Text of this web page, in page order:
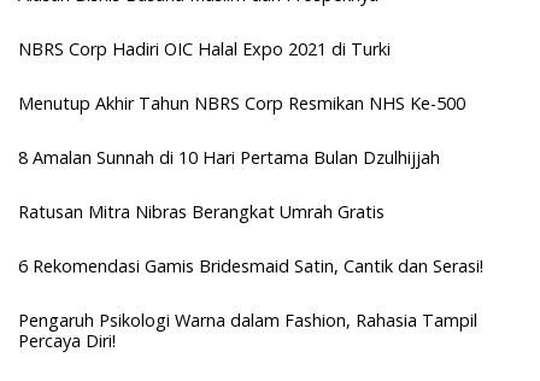
NBRS Corp Hadiri OIC Halal Expo 2021 di Turki
Menutup Akhir Tahun NBRS Corp Resmikan NHS Ke-500
8 Amalan Sunnah di 10 Hari Pertama Bulan Dzulhijjah
Ratusan Mitra Nibras Berangkat Umrah Gratis
6 Rekomendasi Gamis Bridesmaid Satin, Cantik dan Serasi!
Pengaruh Psikologi Warna dalam Fashion, Rahasia Tampil
Percaya Diri!